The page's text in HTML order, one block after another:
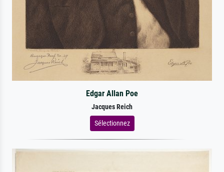
Edgar Allan Poe
Jacques Reich
Sélectionnez